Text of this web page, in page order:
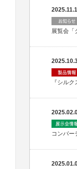
展覧会「
『シル
コンバー